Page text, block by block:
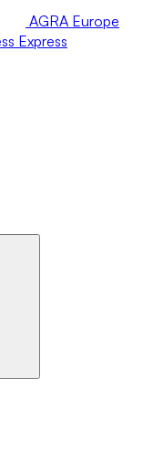
AGRA Europe
Express